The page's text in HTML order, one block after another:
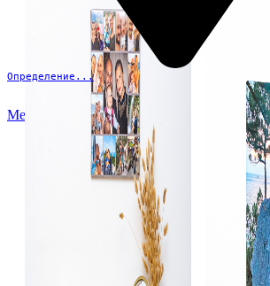
Определение...
Меню